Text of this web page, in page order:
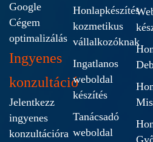
Google
Cégem
optimalizálás
Ingyenes
konzultáció
Jelentkezz
ingyenes
konzultációra
Honlapkészítés
kozmetikus
vállalkozóknak
Ingatlanos
weboldal
készítés
Tanácsadó
weboldal